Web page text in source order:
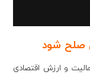
و ارزش اقتصادی